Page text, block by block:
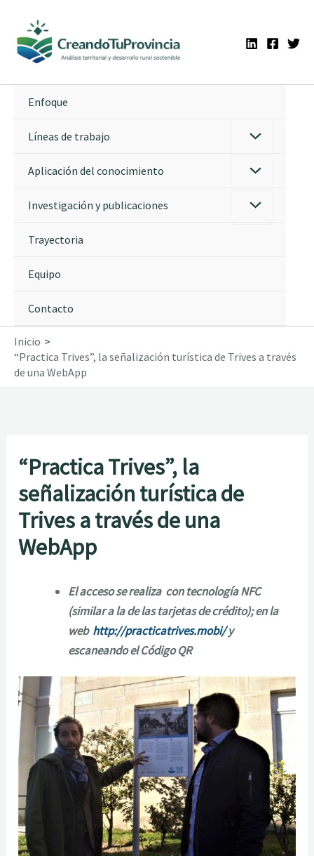
contenido
Enfoque
Líneas de trabajo
Aplicación del conocimiento
Investigación y publicaciones
Trayectoria
Equipo
Contacto
Inicio
“Practica Trives”, la señalización turística de Trives a través
de una WebApp
“Practica Trives”, la
señalización turística de
Trives a través de una
WebApp
El acceso se realiza con tecnología NFC
(similar a la de las tarjetas de crédito); en la
web http://practicatrives.mobi/y
escaneando el Código QR